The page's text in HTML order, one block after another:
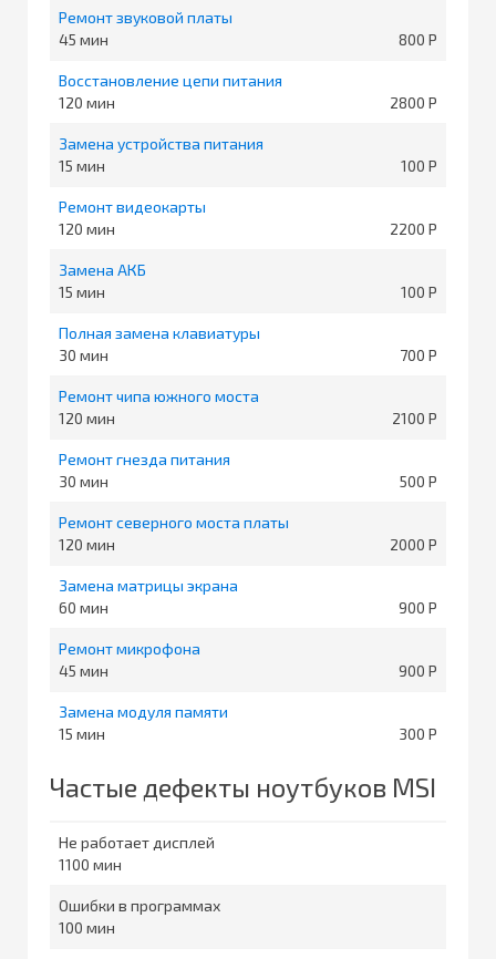
Ремонт звуковой платы
45
800
Восстановление цепи питания
120
2800
Замена устройства питания
15
100
Ремонт видеокарты
120
2200
Замена АКБ
15
100
Полная замена клавиатуры
30
700
Ремонт чипа южного моста
120
2100
Ремонт гнезда питания
30
500
Ремонт северного моста платы
120
2000
Замена матрицы экрана
60
900
Ремонт микрофона
45
900
Замена модуля памяти
15
300
Частые дефекты ноутбуков MSI
Не работает дисплей
1100
Ошибки в программах
100